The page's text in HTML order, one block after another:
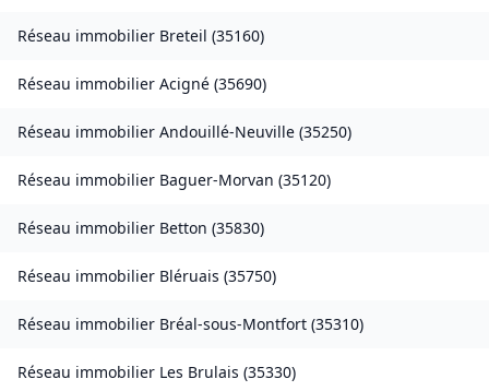
Réseau immobilier Breteil (35160)
Réseau immobilier Acigné (35690)
Réseau immobilier Andouillé-Neuville (35250)
Réseau immobilier Baguer-Morvan (35120)
Réseau immobilier Betton (35830)
Réseau immobilier Bléruais (35750)
Réseau immobilier Bréal-sous-Montfort (35310)
Réseau immobilier Les Brulais (35330)